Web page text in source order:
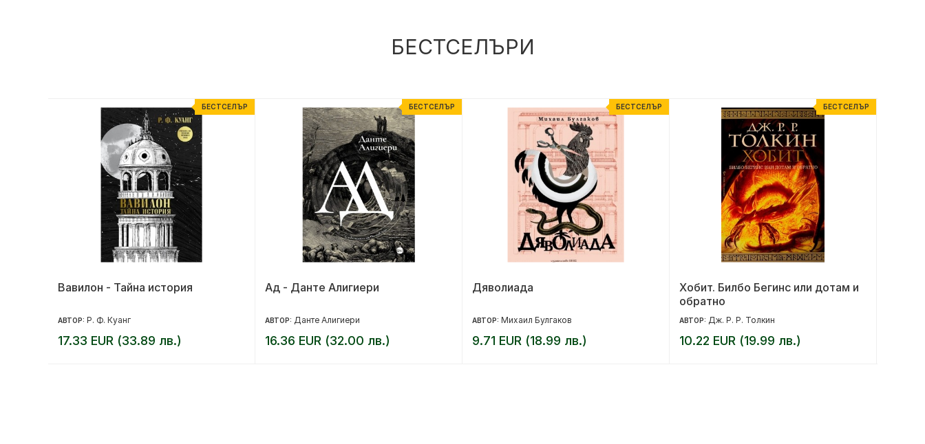
БЕСТСЕЛЪРИ
БЕСТСЕЛЪР
Вавилон - Тайна история
АВТОР: Р. Ф. Куанг
17.33 EUR (33.89 лв.)
БЕСТСЕЛЪР
Ад - Данте Алигиери
АВТОР: Данте Алигиери
16.36 EUR (32.00 лв.)
БЕСТСЕЛЪР
Дяволиада
АВТОР: Михаил Булгаков
9.71 EUR (18.99 лв.)
БЕСТСЕЛЪР
Хобит. Билбо Бегинс или дотам и
обратно
АВТОР: Дж. Р. Р. Толкин
10.22 EUR (19.99 лв.)